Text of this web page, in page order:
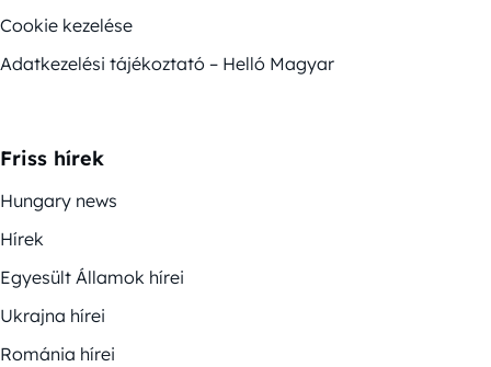
Cookie kezelése
Adatkezelési tájékoztató – Helló Magyar
Friss hírek
Hungary news
Hírek
Egyesült Államok hírei
Ukrajna hírei
Románia hírei